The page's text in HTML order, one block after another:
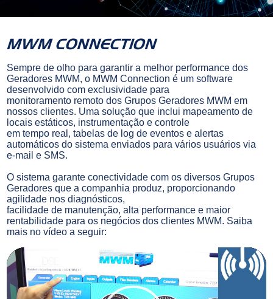
MWM CONNECTION
Sempre de olho para garantir a melhor performance dos
Geradores MWM, o MWM Connection é um software
desenvolvido com exclusividade para
monitoramento remoto dos Grupos Geradores MWM em
nossos clientes. Uma solução que inclui mapeamento de
locais estáticos, instrumentação e controle
em tempo real, tabelas de log de eventos e alertas
automáticos do sistema enviados para vários usuários via
e-mail e SMS.
O sistema garante conectividade com os diversos Grupos
Geradores que a companhia produz, proporcionando
agilidade nos diagnósticos,
facilidade de manutenção, alta performance e maior
rentabilidade para os negócios dos clientes MWM. Saiba
mais no vídeo a seguir: